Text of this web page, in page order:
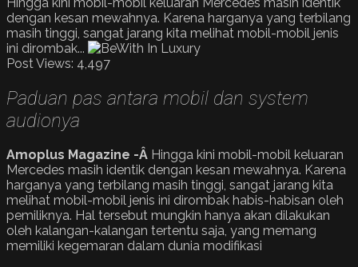
dengan kesan mewahnya. Karena harganya yang terbilang
masih tinggi, sangat jarang kita melihat mobil-mobil jenis
ini dirombak...
Post Views: 4,497
Paduan pas antara mobil dan system
audionya
Amoplus Magazine -Â Hingga kini mobil-mobil keluaran
Mercedes masih identik dengan kesan mewahnya. Karena
harganya yang terbilang masih tinggi, sangat jarang kita
melihat mobil-mobil jenis ini dirombak habis-habisan oleh
pemiliknya. Hal tersebut mungkin hanya akan dilakukan
oleh kalangan-kalangan tertentu saja, yang memang
memiliki kegemaran dalam dunia modifikasi